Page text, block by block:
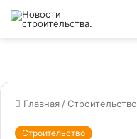
Главная /Строительство
Строительство